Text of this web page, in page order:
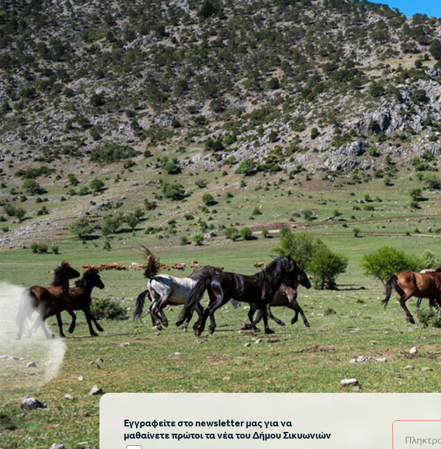
Εγγραφείτε στο newsletter μας για να
μαθαίνετε πρώτοι τα νέα του Δήμου Σικυωνιών